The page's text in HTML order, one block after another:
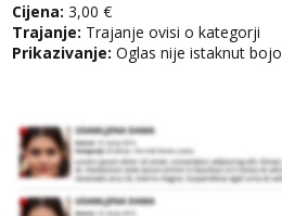
Cijena: 3,00 €
Trajanje: Trajanje ovisi o kategorji
Prikazivanje: Oglas nije istaknut